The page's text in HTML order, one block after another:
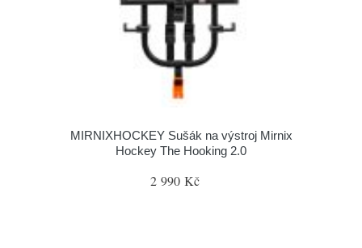
MIRNIXHOCKEY Sušák na výstroj Mirnix
Hockey The Hooking 2.0
2 990 Kč